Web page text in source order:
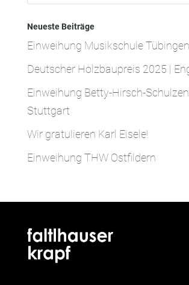
Neueste Beiträge
Einweihung Musikschule Tübingen
Deutscher Holzbaupreis 2025 |
Einweihung Betty-Hirsch-
Stuttgart
Wir gratulieren Karl Eisele!
Einweihung THW Ostfildern